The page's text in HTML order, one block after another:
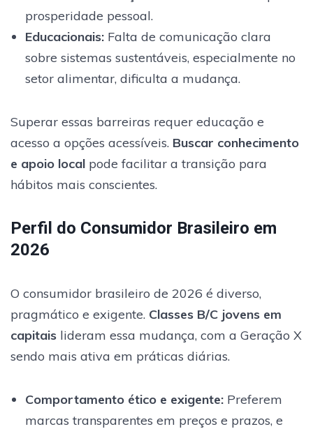
prosperidade pessoal.
Educacionais:Falta de comunicação clara
sobre sistemas sustentáveis, especialmente no
setor alimentar, dificulta a mudança.
Superar essas barreiras requer educação e
acesso a opções acessíveis. Buscar conhecimento
e apoio local pode facilitar a transição para
hábitos mais conscientes.
Perfil do Consumidor Brasileiro em
2026
O consumidor brasileiro de 2026 é diverso,
pragmático e exigente. Classes B/C jovens em
capitais lideram essa mudança, com a Geração X
sendo mais ativa em práticas diárias.
Comportamento ético e exigente:Preferem
marcas transparentes em preços e prazos, e